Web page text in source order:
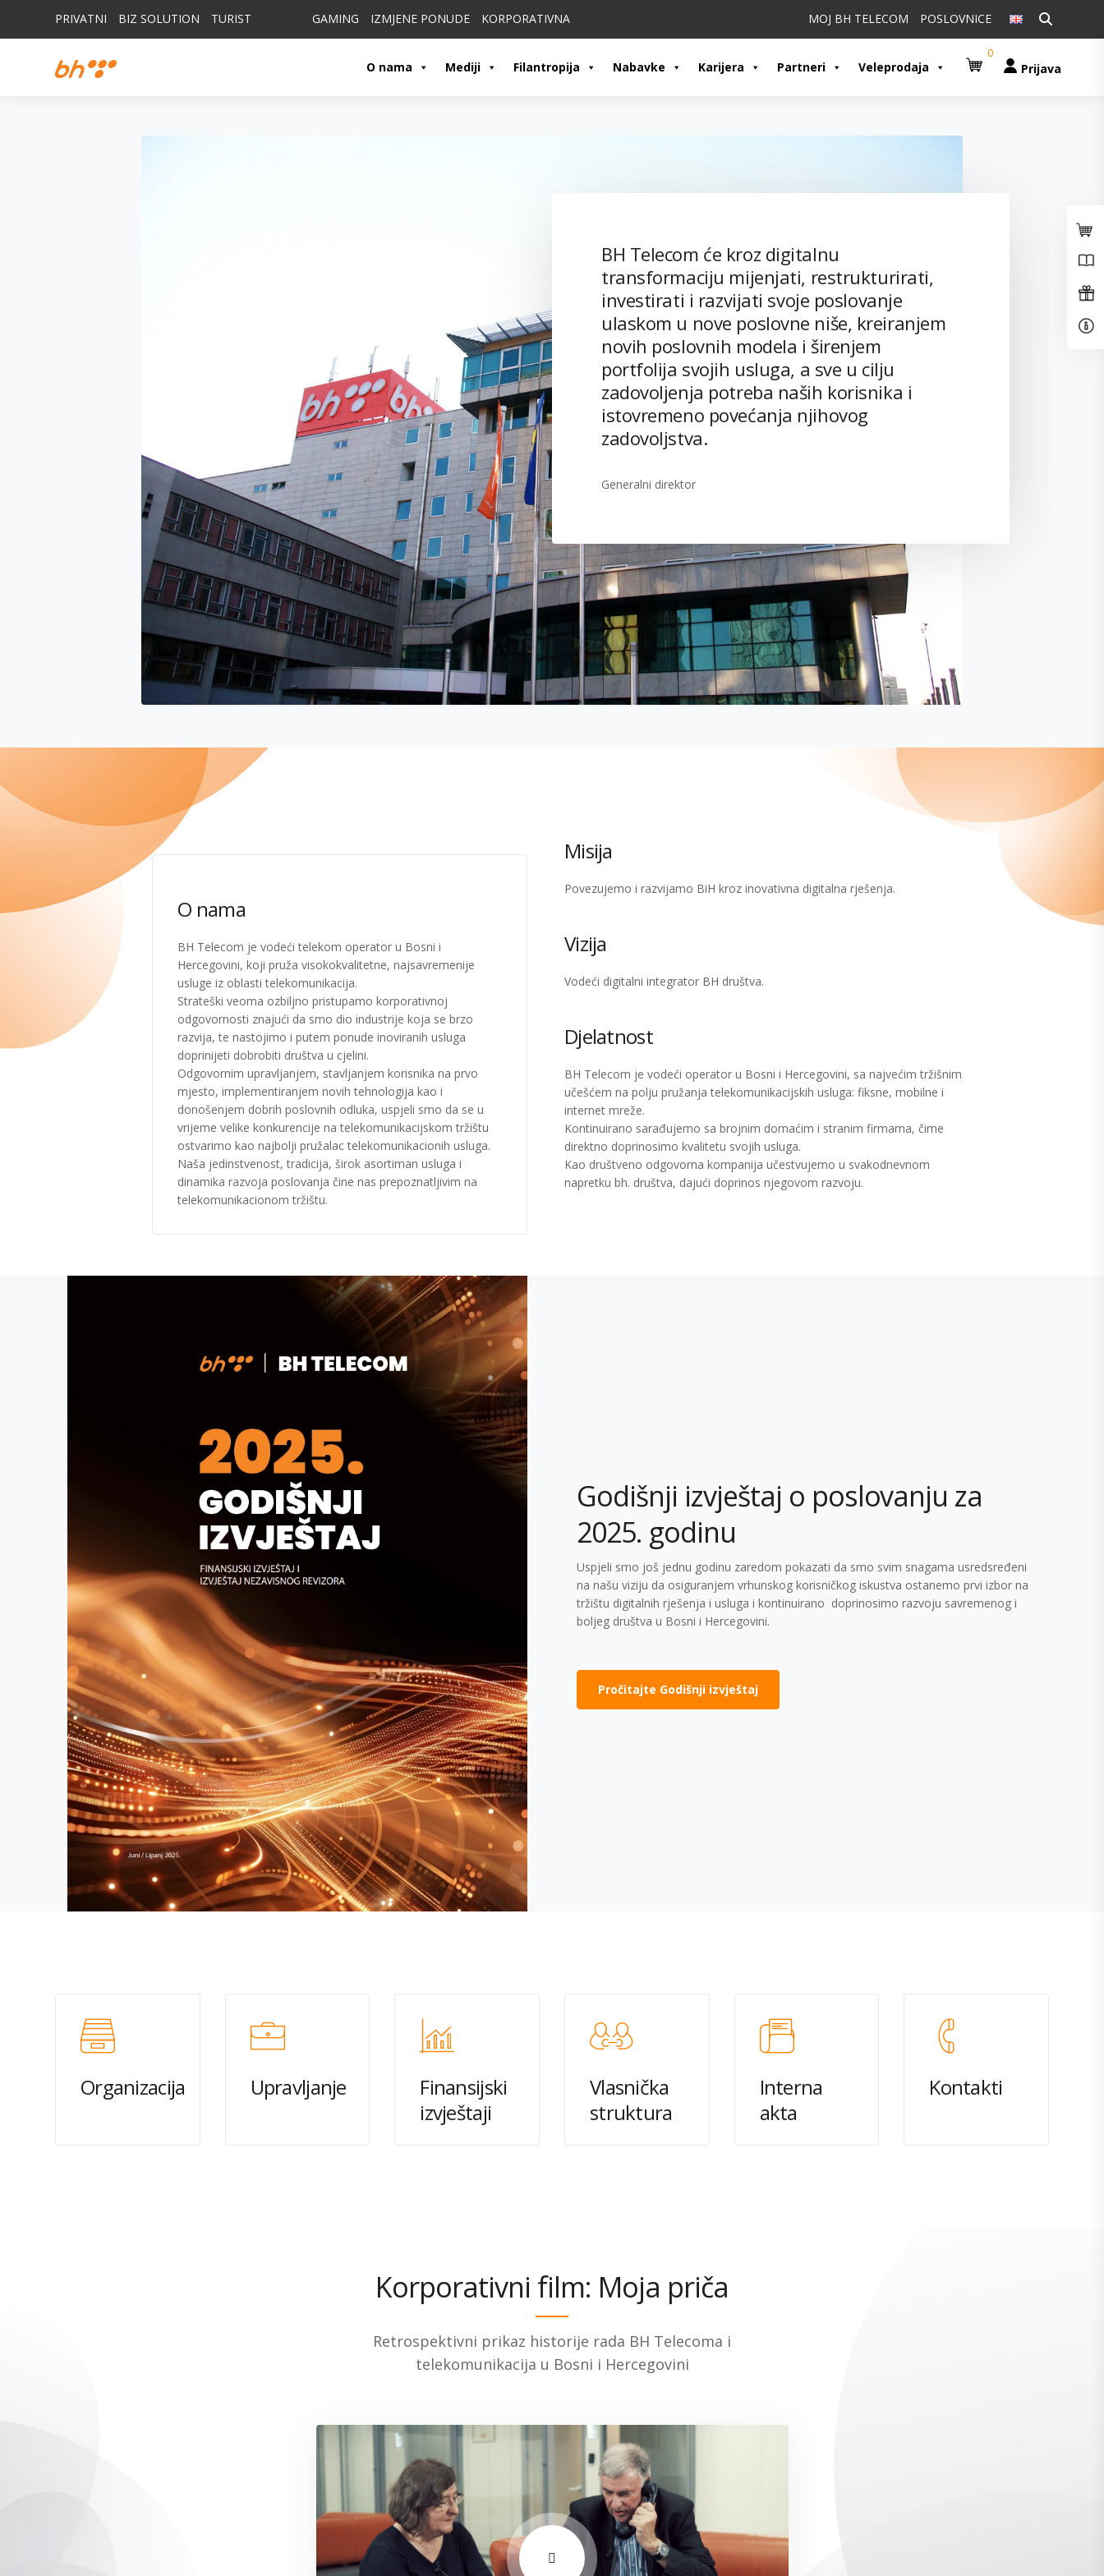
PRIVATNI BIZ SOLUTION TURIST GAMING IZMJENE PONUDE KORPORATIVNA Pretraži:
MOJ BH TELECOM POSLOVNICE
O nama Mediji Filantropija Nabavke Karijera Partneri Veleprodaja
0
Prijava
BH Telecom će kroz digitalnu
transformaciju mijenjati, restrukturirati,
investirati i razvijati svoje poslovanje
ulaskom u nove poslovne niše, kreiranjem
novih poslovnih modela i širenjem
portfolija svojih usluga, a sve u cilju
zadovoljenja potreba naših korisnika i
istovremeno povećanja njihovog
zadovoljstva.
Generalni direktor
O nama
BH Telecom je vodeći telekom operator u Bosni i
Hercegovini, koji pruža visokokvalitetne, najsavremenije
usluge iz oblasti telekomunikacija.
Strateški veoma ozbiljno pristupamo korporativnoj
odgovornosti znajući da smo dio industrije koja se brzo
razvija, te nastojimo i putem ponude inoviranih usluga
doprinijeti dobrobiti društva u cjelini.
Odgovornim upravljanjem, stavljanjem korisnika na prvo
mjesto, implementiranjem novih tehnologija kao i
donošenjem dobrih poslovnih odluka, uspjeli smo da se u
vrijeme velike konkurencije na telekomunikacijskom tržištu
ostvarimo kao najbolji pružalac telekomunikacionih usluga.
Naša jedinstvenost, tradicija, širok asortiman usluga i
dinamika razvoja poslovanja čine nas prepoznatljivim na
telekomunikacionom tržištu.
Misija
Povezujemo i razvijamo BiH kroz inovativna digitalna rješenja.
Vizija
Vodeći digitalni integrator BH društva.
Djelatnost
BH Telecom je vodeći operator u Bosni i Hercegovini, sa najvećim tržišnim
učešćem na polju pružanja telekomunikacijskih usluga: fiksne, mobilne i
internet mreže.
Kontinuirano sarađujemo sa brojnim domaćim i stranim firmama, čime
direktno doprinosimo kvalitetu svojih usluga.
Kao društveno odgovorna kompanija učestvujemo u svakodnevnom
napretku bh. društva, dajući doprinos njegovom razvoju.
Godišnji izvještaj o poslovanju za
2025. godinu
Uspjeli smo još jednu godinu zaredom pokazati da smo svim snagama usredsređeni
na našu viziju da osiguranjem vrhunskog korisničkog iskustva ostanemo prvi izbor na
tržištu digitalnih rješenja i usluga i kontinuirano doprinosimo razvoju savremenog i
boljeg društva u Bosni i Hercegovini.
Pročitajte Godišnji izvještaj
Organizacija Upravljanje
Finansijski
izvještaji
Vlasnička
struktura
Interna
akta
Kontakti
Korporativni film: Moja priča
Retrospektivni prikaz historije rada BH Telecoma i
telekomunikacija u Bosni i Hercegovini